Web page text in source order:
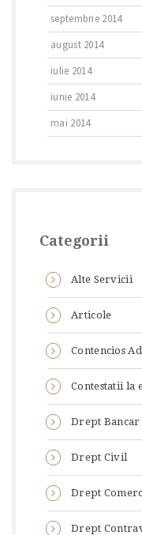
septembrie 2014
august 2014
iulie 2014
iunie 2014
mai 2014
Categorii
Alte Servicii
Articole
Contencios
Contestatii la
Drept Bancar
Drept Civil
Drept
Drept